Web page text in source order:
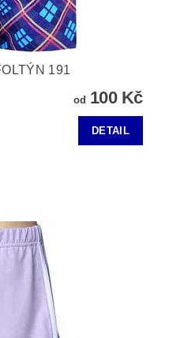
191
od 100 Kč
DETAIL